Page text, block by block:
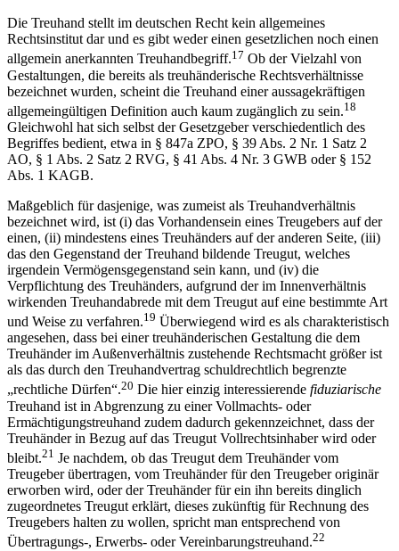
Die Treuhand stellt im deutschen Recht kein allgemeines
Rechtsinstitut dar und es gibt weder einen gesetzlichen noch einen
allgemein anerkannten Treuhandbegriff.17 Ob der Vielzahl von
Gestaltungen, die bereits als treuhänderische Rechtsverhältnisse
bezeichnet wurden, scheint die Treuhand einer aussagekräftigen
allgemeingültigen Definition auch kaum zugänglich zu sein.18
Gleichwohl hat sich selbst der Gesetzgeber verschiedentlich des
Begriffes bedient, etwa in § 847a ZPO, § 39 Abs. 2 Nr. 1 Satz 2
AO, § 1 Abs. 2 Satz 2 RVG, § 41 Abs. 4 Nr. 3 GWB oder § 152
Abs. 1 KAGB.
Maßgeblich für dasjenige, was zumeist als Treuhandverhältnis
bezeichnet wird, ist (i) das Vorhandensein eines Treugebers auf der
einen, (ii) mindestens eines Treuhänders auf der anderen Seite, (iii)
das den Gegenstand der Treuhand bildende Treugut, welches
irgendein Vermögensgegenstand sein kann, und (iv) die
Verpflichtung des Treuhänders, aufgrund der im Innenverhältnis
wirkenden Treuhandabrede mit dem Treugut auf eine bestimmte Art
und Weise zu verfahren.19 Überwiegend wird es als charakteristisch
angesehen, dass bei einer treuhänderischen Gestaltung die dem
Treuhänder im Außenverhältnis zustehende Rechtsmacht größer ist
als das durch den Treuhandvertrag schuldrechtlich begrenzte
„rechtliche Dürfen“.20 Die hier einzig interessierende fiduziarische
Treuhand ist in Abgrenzung zu einer Vollmachts- oder
Ermächtigungstreuhand zudem dadurch gekennzeichnet, dass der
Treuhänder in Bezug auf das Treugut Vollrechtsinhaber wird oder
bleibt.21 Je nachdem, ob das Treugut dem Treuhänder vom
Treugeber übertragen, vom Treuhänder für den Treugeber originär
erworben wird, oder der Treuhänder für ein ihn bereits dinglich
zugeordnetes Treugut erklärt, dieses zukünftig für Rechnung des
Treugebers halten zu wollen, spricht man entsprechend von
Übertragungs-, Erwerbs- oder Vereinbarungstreuhand.22